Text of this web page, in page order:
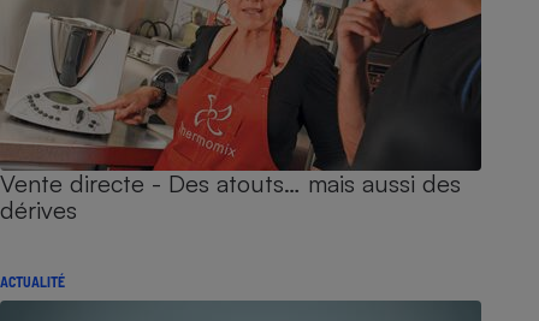
Vente directe - Des atouts… mais aussi des
dérives
ACTUALITÉ